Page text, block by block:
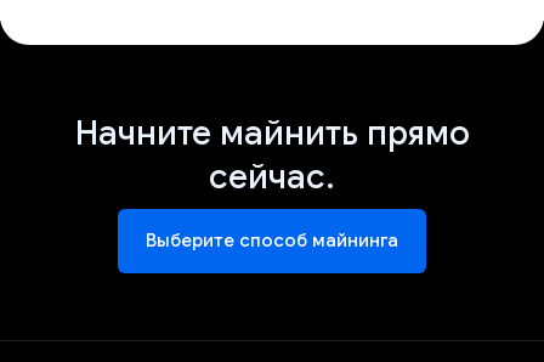
Начните майнить прямо
сейчас.
Выберите способ майнинга